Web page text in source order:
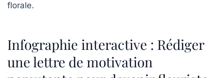
florale.
Infographie interactive : Rédiger
une lettre de motivation